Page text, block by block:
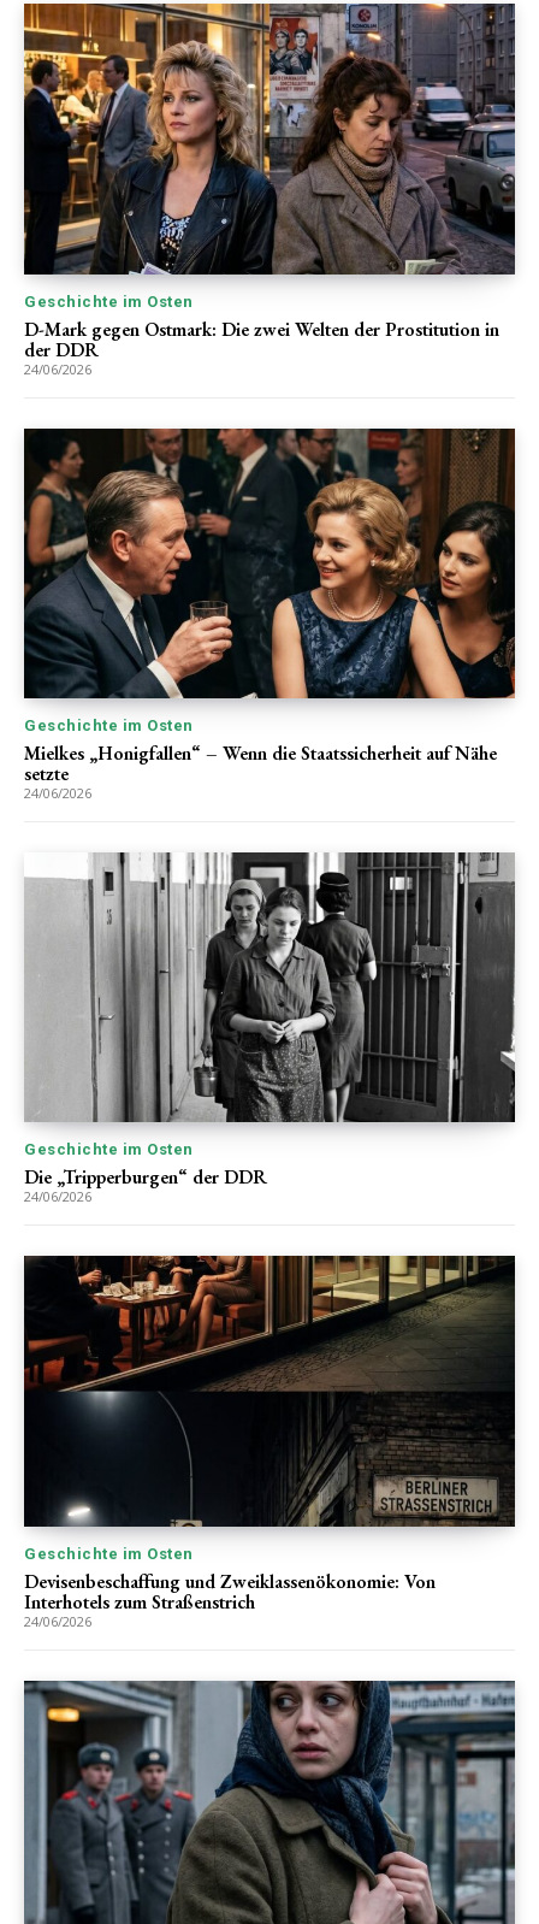
Geschichte im Osten
D-Mark gegen Ostmark: Die zwei Welten der Prostitution in
der DDR
24/06/2026
Geschichte im Osten
Mielkes „Honigfallen“ – Wenn die Staatssicherheit auf Nähe
setzte
24/06/2026
Geschichte im Osten
Die „Tripperburgen“ der DDR
24/06/2026
Geschichte im Osten
Devisenbeschaffung und Zweiklassenökonomie: Von
Interhotels zum Straßenstrich
24/06/2026